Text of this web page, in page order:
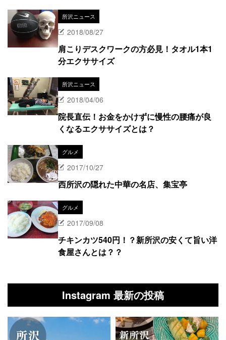
所沢ニュース
2018/08/27
肩こりデスクワークの方必見！タオル1本1​
分エクササイズ
所沢ニュース
2018/04/06
院長直伝！お金をかけずに慢性の腰痛が良
くなるエクササイズとは？
グルメ
2017/10/27
西所沢の隠れた中華の名店、集宝亭
グルメ
2017/09/08
チキンカツ540円！？新所沢の安くて旨い洋
食屋さんとは？？
Instagram 最新の投稿